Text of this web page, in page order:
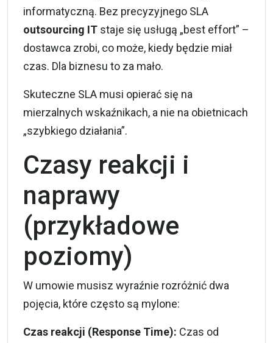
informatyczną. Bez precyzyjnego SLA
outsourcing IT staje się usługą „best effort” –
dostawca zrobi, co może, kiedy będzie miał
czas. Dla biznesu to za mało.
Skuteczne SLA musi opierać się na
mierzalnych wskaźnikach, a nie na obietnicach
„szybkiego działania”.
Czasy reakcji i
naprawy
(przykładowe
poziomy)
W umowie musisz wyraźnie rozróżnić dwa
pojęcia, które często są mylone:
Czas reakcji (Response Time): Czas od